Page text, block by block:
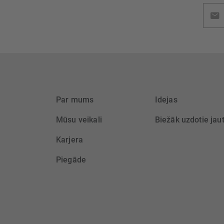
Par mums
Mūsu veikali
Karjera
Piegāde
Idejas
Biežāk uzdotie